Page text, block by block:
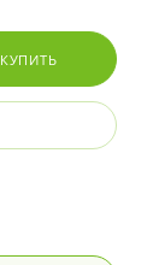
КУПИТЬ